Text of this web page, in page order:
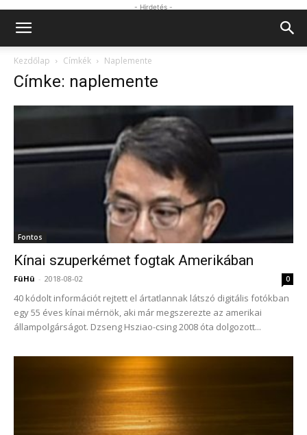
- Hirdetés -
Kezdőlap Címkék Naplemente
Címke: naplemente
Fontos
Kínai szuperkémet fogtak Amerikában
FüHü - 2018-08-02 0
40 kódolt információt rejtett el ártatlannak látszó digitális fotókban
egy 55 éves kínai mérnök, aki már megszerezte az amerikai
állampolgárságot. Dzseng Hsziao-csing 2008 óta dolgozott...